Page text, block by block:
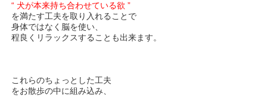
“ 犬が本来持ち合わせている欲 ”
を満たす工夫を取り入れることで
身体ではなく脳を使い、
程良くリラックスすることも出来ます。
これらのちょっとした工夫
をお散歩の中に組み込み、